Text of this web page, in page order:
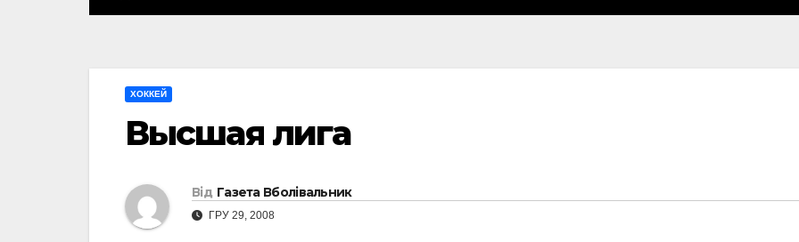
ХОККЕЙ
Высшая лига
Від Газета Вболівальник
ГРУ 29, 2008